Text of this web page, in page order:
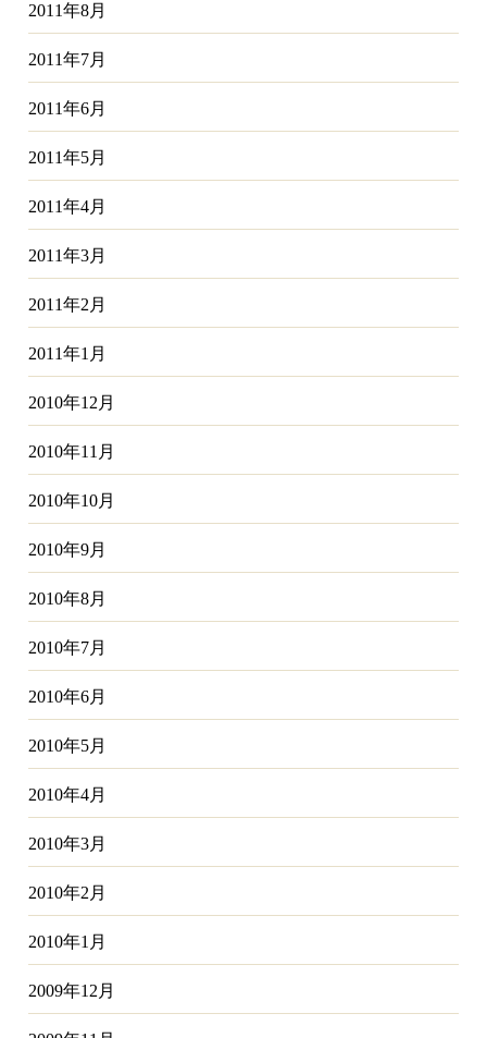
2011年8月
2011年7月
2011年6月
2011年5月
2011年4月
2011年3月
2011年2月
2011年1月
2010年12月
2010年11月
2010年10月
2010年9月
2010年8月
2010年7月
2010年6月
2010年5月
2010年4月
2010年3月
2010年2月
2010年1月
2009年12月